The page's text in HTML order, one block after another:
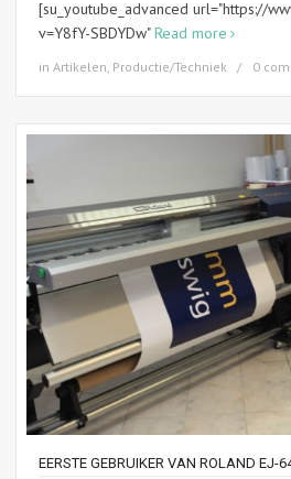
[su_youtube_advanced url="https://
v=Y8fY-SBDYDw"Read more
in Artikelen, Productie/Techniek 0
EERSTE GEBRUIKER VAN ROLAND EJ-